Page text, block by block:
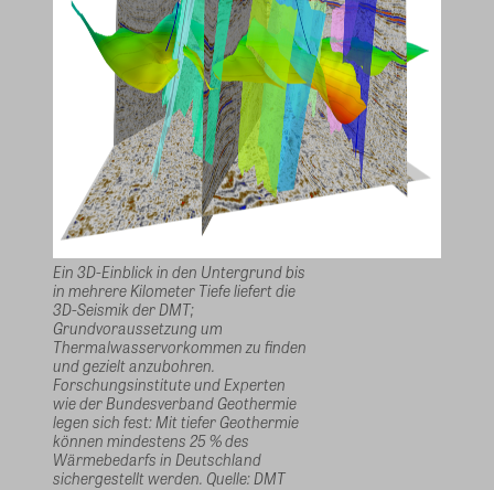
Ein 3D-Einblick in den Untergrund bis
in mehrere Kilometer Tiefe liefert die
3D-Seismik der DMT;
Grundvoraussetzung um
Thermalwasservorkommen zu finden
und gezielt anzubohren.
Forschungsinstitute und Experten
wie der Bundesverband Geothermie
legen sich fest: Mit tiefer Geothermie
können mindestens 25 % des
Wärmebedarfs in Deutschland
sichergestellt werden. Quelle: DMT